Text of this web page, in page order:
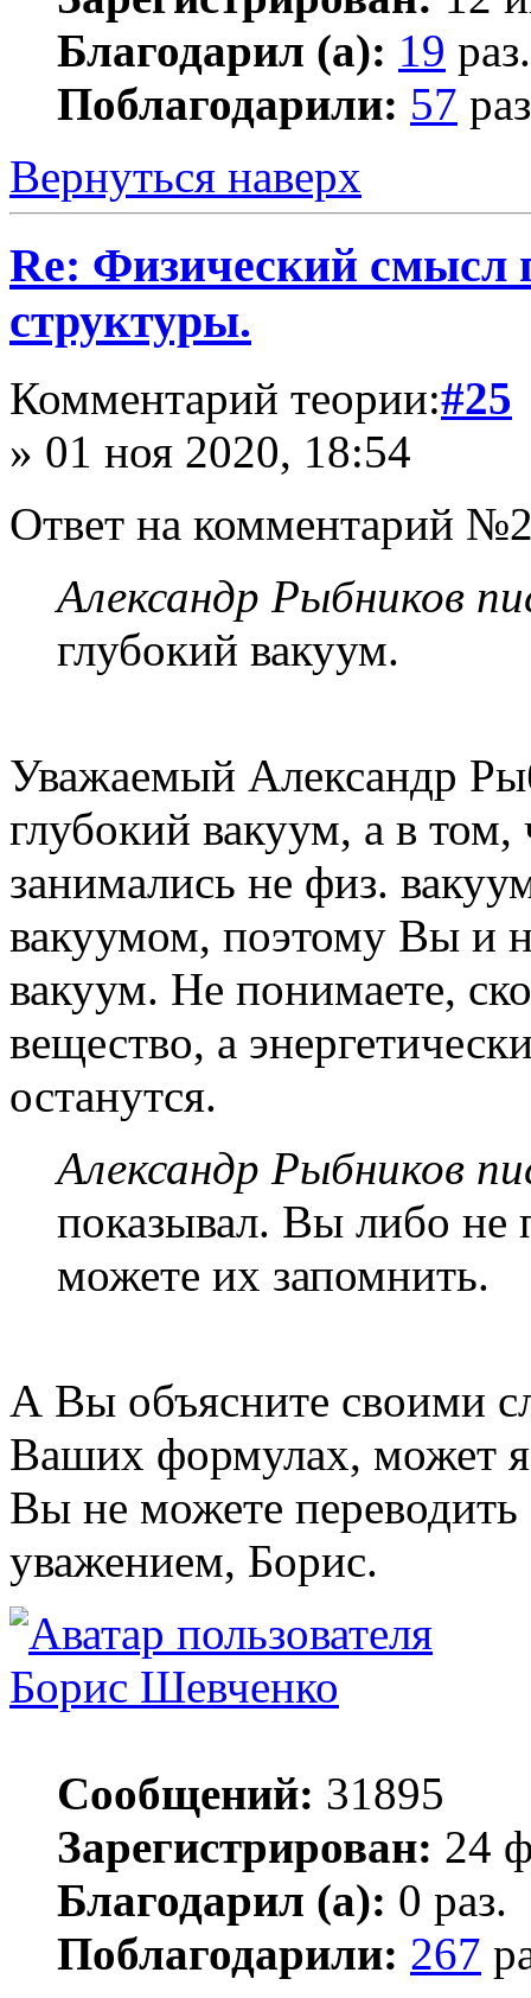
Благодарил (а): 19 раз.
Поблагодарили: 57
Вернуться наверх
Re: Физический смысл
структуры.
Комментарий теории:#25
» 01 ноя 2020, 18:54
Ответ на комментарий
Александр Рыбников
глубокий вакуум.
Уважаемый Александр
глубокий вакуум, а в
занимались не физ.
вакуумом, поэтому Вы и
вакуум. Не понимаете,
вещество, а
останутся.
Александр Рыбников
показывал. Вы либо не
можете их запомнить.
А Вы объясните своими
Ваших формулах, может
Вы не можете
уважением, Борис.
Борис Шевченко
Сообщений: 31895
Зарегистрирован: 24
Благодарил (а): 0 раз.
Поблагодарили: 267